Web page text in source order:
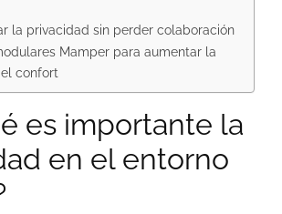
la privacidad sin perder colaboración
Mamper para aumentar la
confort
es importante la
en el entorno